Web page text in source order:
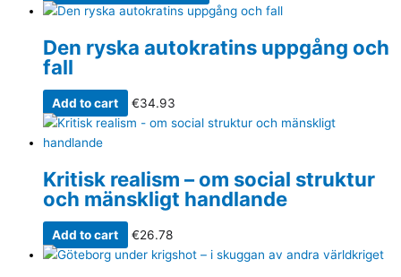
Den ryska auto­kratins uppgång och
fall
Add to cart €34.93
Kritisk realism – om social struktur
och mänskligt handlande
Add to cart €26.78